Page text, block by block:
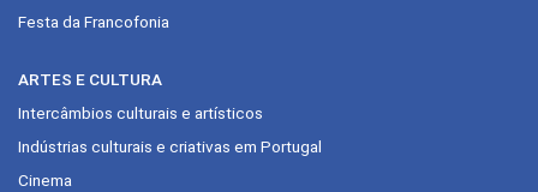
Festa da Francofonia
ARTES E CULTURA
Intercâmbios culturais e artísticos
Indústrias culturais e criativas em Portugal
Cinema